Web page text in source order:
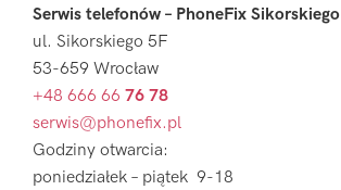
Serwis telefonów – PhoneFix Sikorskiego
ul. Sikorskiego 5F
53-659 Wrocław
+48 666 66 76 78
serwis@phonefix.pl
Godziny otwarcia:
poniedziałek – piątek 9-18